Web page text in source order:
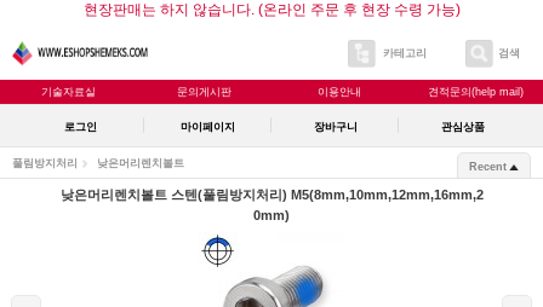
현장판매는 하지 않습니다. (온라인 주문 후 현장 수령 가능)
카테고리 검색
기술자료실 문의게시판 이용안내 견적문의(help mail)
로그인 마이페이지 장바구니 관심상품
풀림방지처리 낮은머리렌치볼트 Recent
낮은머리렌치볼트 스텐(풀림방지처리) M5(8mm,10mm,12mm,16mm,2
0mm)